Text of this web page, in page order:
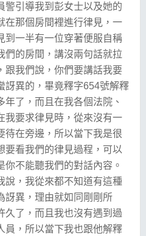
警引導我到彭女士以及她的
在那個房間裡進行律見，一
到一半有一位穿著便服自稱
們的房間，講沒兩句話就拉
跟我們說，你們要講話我要
訝異的，畢竟釋字654號解釋
了，而且在我各個法院、
我要求律見時，從來沒有一
待在旁邊，所以當下我是很
要看我們的律見過程，可以
不能聽我們的對話內容。
說，我從來都不知道有這種
訝異，理由就如同剛剛所
久了，而且我也沒有遇到過
員，所以當下我也跟他解釋